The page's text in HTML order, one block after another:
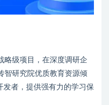
略级项目，在深度调研企
智研究院优质教育资源倾
发者，提供强有力的学习保